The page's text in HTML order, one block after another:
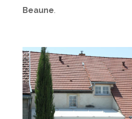
Beaune.